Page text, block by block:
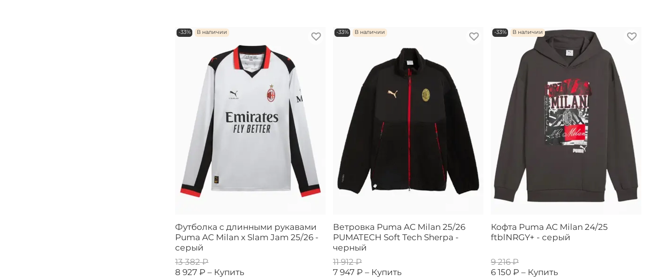
-33% В наличии
Футболка с длинными рукавами
Puma AC Milan x Slam Jam 25/26 -
серый
13 382 ₽
8 927 ₽ – Купить
-33% В наличии
Ветровка Puma AC Milan 25/26
PUMATECH Soft Tech Sherpa -
черный
11 912 ₽
7 947 ₽ – Купить
-33% В наличии
Кофта Puma AC Milan 24/25
ftblNRGY+ - серый
9 216 ₽
6 150 ₽ – Купить